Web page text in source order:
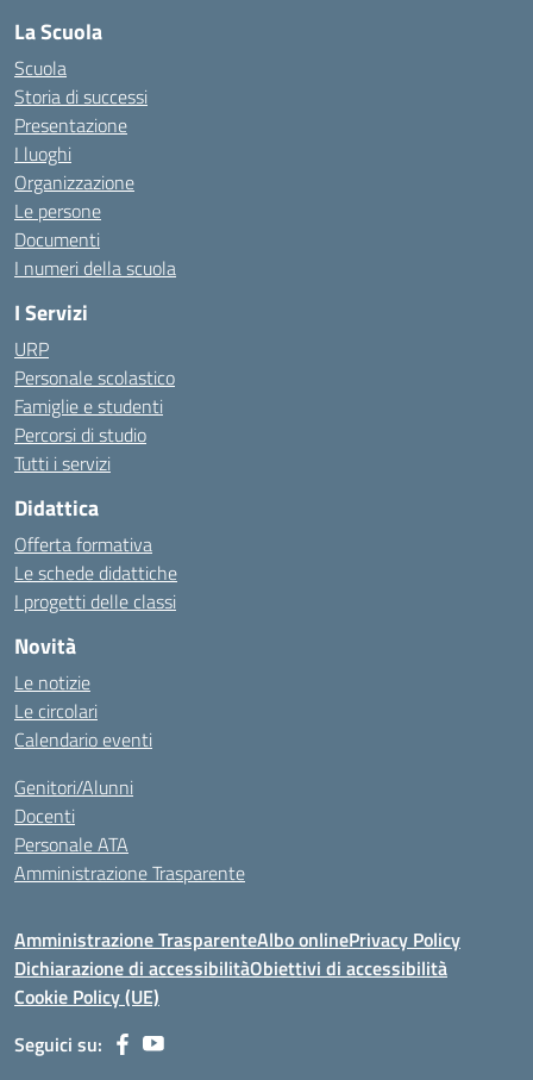
La Scuola
Scuola
Storia di successi
Presentazione
I luoghi
Organizzazione
Le persone
Documenti
I numeri della scuola
I Servizi
URP
Personale scolastico
Famiglie e studenti
Percorsi di studio
Tutti i servizi
Didattica
Offerta formativa
Le schede didattiche
I progetti delle classi
Novità
Le notizie
Le circolari
Calendario eventi
Genitori/Alunni
Docenti
Personale ATA
Amministrazione Trasparente
Amministrazione TrasparenteAlbo onlinePrivacy Policy
Dichiarazione di accessibilitàObiettivi di accessibilità
Cookie Policy (UE)
Seguici su: